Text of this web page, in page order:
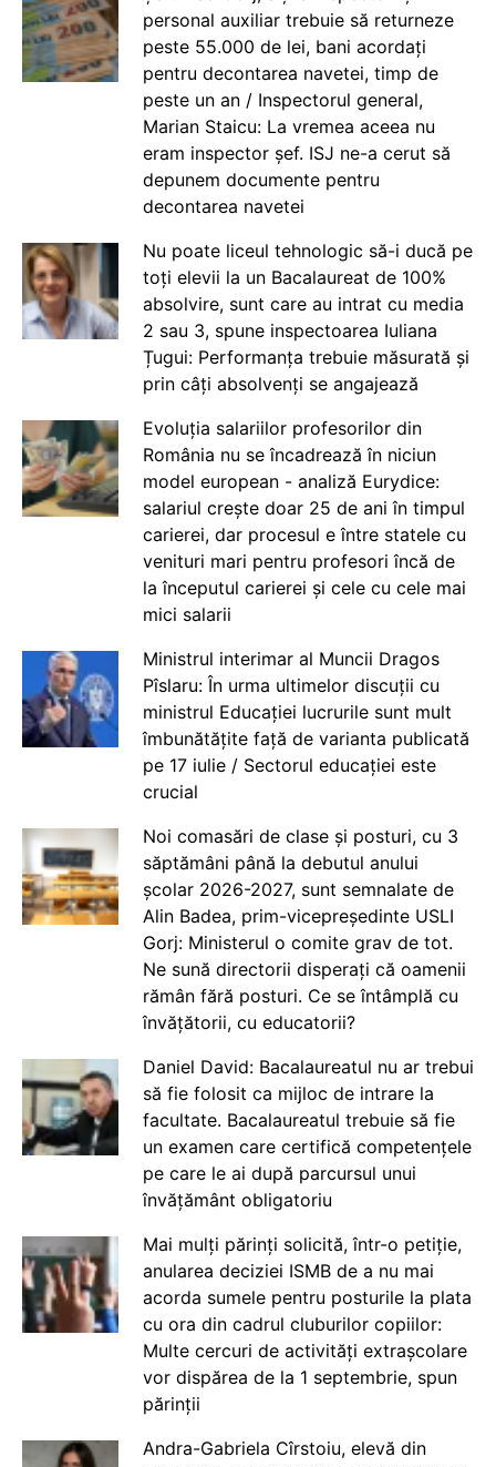
personal auxiliar trebuie să returneze
peste 55.000 de lei, bani acordați
pentru decontarea navetei, timp de
peste un an / Inspectorul general,
Marian Staicu: La vremea aceea nu
eram inspector șef. ISJ ne-a cerut să
depunem documente pentru
decontarea navetei
Nu poate liceul tehnologic să-i ducă pe
toți elevii la un Bacalaureat de 100%
absolvire, sunt care au intrat cu media
2 sau 3, spune inspectoarea Iuliana
Țugui: Performanța trebuie măsurată și
prin câți absolvenți se angajează
Evoluția salariilor profesorilor din
România nu se încadrează în niciun
model european - analiză Eurydice:
salariul crește doar 25 de ani în timpul
carierei, dar procesul e între statele cu
venituri mari pentru profesori încă de
la începutul carierei și cele cu cele mai
mici salarii
Ministrul interimar al Muncii Dragos
Pîslaru: În urma ultimelor discuții cu
ministrul Educației lucrurile sunt mult
îmbunătățite față de varianta publicată
pe 17 iulie / Sectorul educației este
crucial
Noi comasări de clase și posturi, cu 3
săptămâni până la debutul anului
școlar 2026-2027, sunt semnalate de
Alin Badea, prim-vicepreședinte USLI
Gorj: Ministerul o comite grav de tot.
Ne sună directorii disperați că oamenii
rămân fără posturi. Ce se întâmplă cu
învățătorii, cu educatorii?
Daniel David: Bacalaureatul nu ar trebui
să fie folosit ca mijloc de intrare la
facultate. Bacalaureatul trebuie să fie
un examen care certifică competențele
pe care le ai după parcursul unui
învățământ obligatoriu
Mai mulți părinți solicită, într-o petiție,
anularea deciziei ISMB de a nu mai
acorda sumele pentru posturile la plata
cu ora din cadrul cluburilor copiilor:
Multe cercuri de activități extrașcolare
vor dispărea de la 1 septembrie, spun
părinții
Andra-Gabriela Cîrstoiu, elevă din